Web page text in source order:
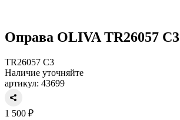
Оправа OLIVA TR26057 C3
TR26057 C3
Наличие уточняйте
артикул: 43699
1 500 ₽